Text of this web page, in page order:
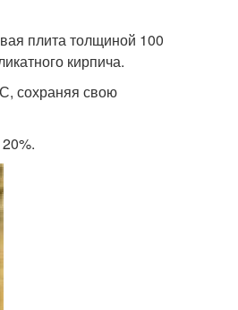
плита толщиной 100
кирпича.
сохраняя свою